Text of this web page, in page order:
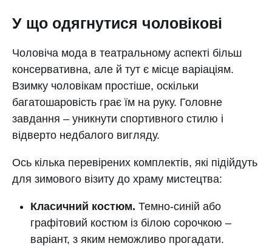
У що одягнутися чоловікові
Чоловіча мода в театральному аспекті більш
консервативна, але й тут є місце варіаціям.
Взимку чоловікам простіше, оскільки
багатошаровість грає їм на руку. Головне
завдання – уникнути спортивного стилю і
відверто недбалого вигляду.
Ось кілька перевірених комплектів, які підійдуть
для зимового візиту до храму мистецтва:
Класичний костюм. Темно-синій або
графітовий костюм із білою сорочкою –
варіант, з яким неможливо прогадати.